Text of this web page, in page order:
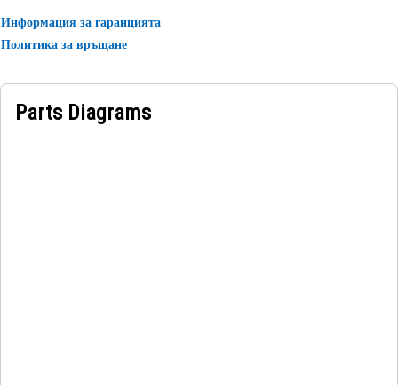
Информация за гаранцията
Политика за връщане
Parts Diagrams